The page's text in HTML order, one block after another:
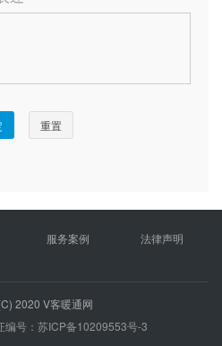
服务案例
法律声明
2020 V客暖通网
编号：苏ICP备10209553号-3